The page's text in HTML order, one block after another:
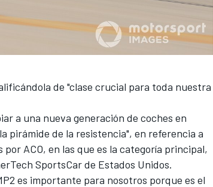
de "clase crucial para toda nuestra
a una nueva generación de coches en
pirámide de la resistencia", en referencia a
ACO, en las que es la categoría principal,
SportsCar de Estados Unidos.
es importante para nosotros porque es el